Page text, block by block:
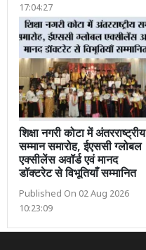
17:04:27
शिक्षा नगरी कोटा में अंतरराष्ट्रीय
सम्मान समारोह, ईएससी ग्लोबल
एक्सीलेंस अवॉर्ड एवं मानद
डॉक्टरेट से विभूतियाँ सम्मानित
Published On 02 Aug 2026
10:23:09